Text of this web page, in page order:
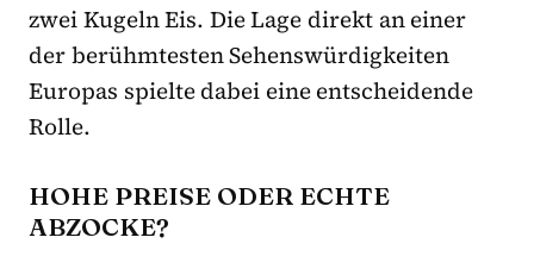
zwei Kugeln Eis. Die Lage direkt an einer
der berühmtesten Sehenswürdigkeiten
Europas spielte dabei eine entscheidende
Rolle.
HOHE PREISE ODER ECHTE
ABZOCKE?